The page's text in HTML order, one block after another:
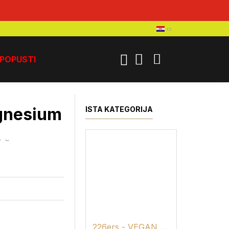
POPUSTI
€
ISTA KATEGORIJA
226ers - VEGAN MAGNESIUM BISGLYCINATE